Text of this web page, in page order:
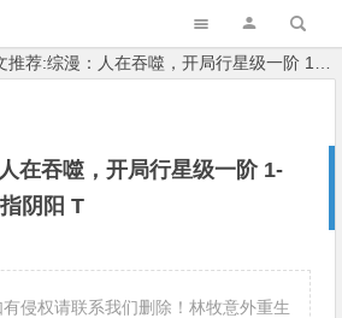
荐:综漫：人在吞噬，开局行星级一阶 1-190.txt 作者：一指阴阳 T
在吞噬，开局行星级一阶 1-
阴阳 T
侵权请联系我们删除！林牧意外重生